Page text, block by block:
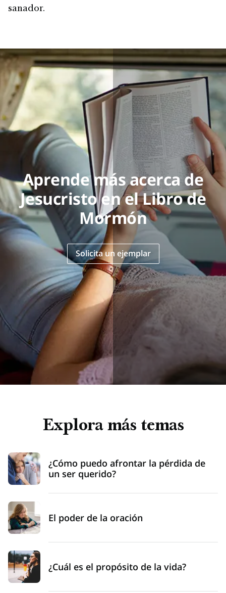
sanador.
Aprende más acerca de
Jesucristo en el Libro de
Mormón
Solicita un ejemplar
Explora más temas
¿Cómo puedo afrontar la pérdida de
un ser querido?
El poder de la oración
¿Cuál es el propósito de la vida?